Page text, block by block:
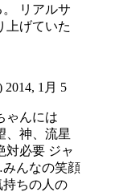
リアルサ
上げていた
2014, 1月 5
ゃんには
、神、流星
対必要 ジャ
んなの笑顔
ちの人の